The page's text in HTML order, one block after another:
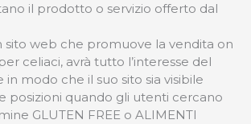
il prodotto o servizio offerto dal
sito web che promuove la vendita on
celiaci, avrà tutto l’interesse del
modo che il suo sito sia visibile
posizioni quando gli utenti cercano
GLUTEN FREE o ALIMENTI